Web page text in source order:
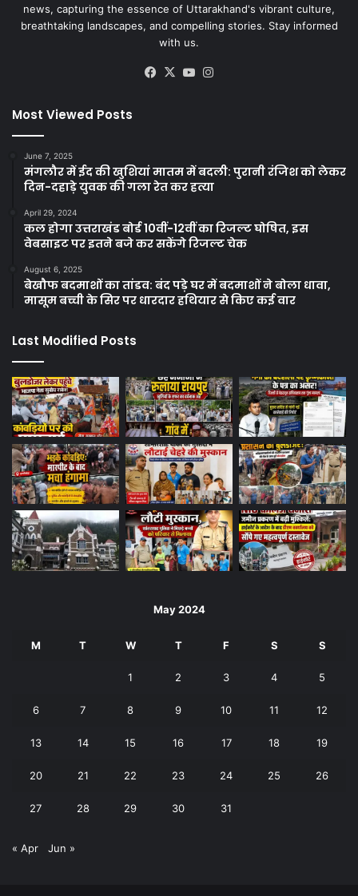
news, capturing the essence of Uttarakhand's vibrant culture,
breathtaking landscapes, and compelling stories. Stay informed
with us.
Facebook
X YouTube
Most Viewed Posts
June 7, 2025
मंगलौर में ईद की खुशियां मातम में बदली: पुरानी रंजिश को लेकर
दिन-दहाड़े युवक की गला रेत कर हत्या
April 29, 2024
कल होगा उत्तराखंड बोर्ड 10वीं-12वीं का रिजल्ट घोषित, इस
वेबसाइट पर इतने बजे कर सकेंगे रिजल्ट चेक
August 6, 2025
बेखौफ बदमाशों का तांडव: बंद पड़े घर में बदमाशों ने बोला धावा,
मासूम बच्ची के सिर पर धारदार हथियार से किए कई वार
Last Modified Posts
May 2024
M T W T F S S
1 2 3 4 5
6 7 8 9 10 11 12
13 14 15 16 17 18 19
20 21 22 23 24 25 26
27 28 29 30 31
« Apr Jun »